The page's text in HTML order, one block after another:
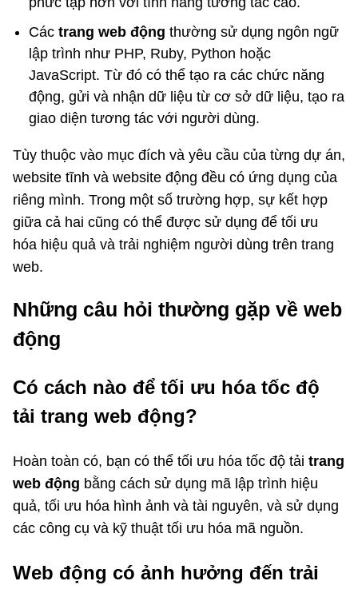
Các trang web động thường sử dụng ngôn ngữ
lập trình như PHP, Ruby, Python hoặc
JavaScript. Từ đó có thể tạo ra các chức năng
động, gửi và nhận dữ liệu từ cơ sở dữ liệu, tạo ra
giao diện tương tác với người dùng.
Tùy thuộc vào mục đích và yêu cầu của từng dự án,
website tĩnh và website động đều có ứng dụng của
riêng mình. Trong một số trường hợp, sự kết hợp
giữa cả hai cũng có thể được sử dụng để tối ưu
hóa hiệu quả và trải nghiệm người dùng trên trang
web.
Những câu hỏi thường gặp về web
động
Có cách nào để tối ưu hóa tốc độ
tải trang web động?
Hoàn toàn có, bạn có thể tối ưu hóa tốc độ tải trang
web động bằng cách sử dụng mã lập trình hiệu
quả, tối ưu hóa hình ảnh và tài nguyên, và sử dụng
các công cụ và kỹ thuật tối ưu hóa mã nguồn.
Web động có ảnh hưởng đến trải